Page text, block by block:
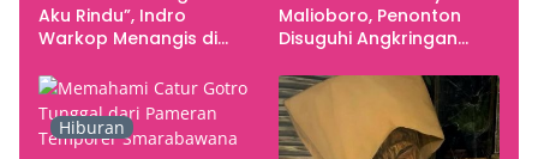
Aku Rindu”, Indro
Warkop Menangis di
Malioboro, Penonton
Disuguhi Angkringan
Hiburan